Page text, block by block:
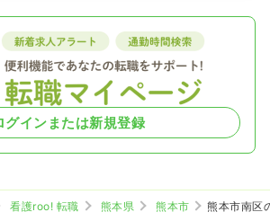
グインまたは新規登録
看護roo! 転職 熊本県 熊本市
熊本市南区